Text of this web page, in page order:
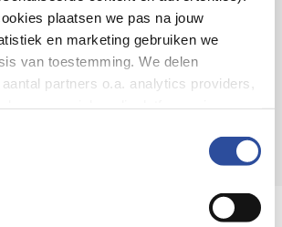
plaatsen we pas na jouw
en marketing gebruiken we
van toestemming. We delen
partners o.a. analytics providers,
per categorie. Je kunt je keuze op
staat in de
Privacyverklaring
VolgDAop:
medicijnen